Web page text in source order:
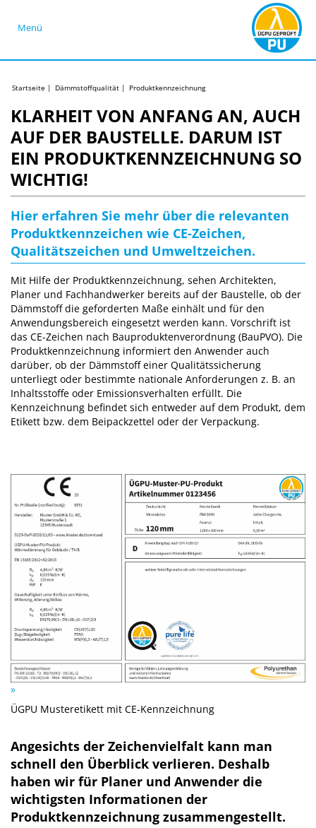
Menü
Startseite | Dämmstoffqualität | Produktkennzeichnung
KLARHEIT VON ANFANG AN, AUCH
AUF DER BAUSTELLE. DARUM IST
EIN PRODUKTKENNZEICHNUNG SO
WICHTIG!
Hier erfahren Sie mehr über die relevanten
Produktkennzeichen wie CE-Zeichen,
Qualitätszeichen und Umweltzeichen.
Mit Hilfe der Produktkennzeichnung, sehen Architekten,
Planer und Fachhandwerker bereits auf der Baustelle, ob der
Dämmstoff die geforderten Maße einhält und für den
Anwendungsbereich eingesetzt werden kann. Vorschrift ist
das CE-Zeichen nach Bauproduktenverordnung (BauPVO). Die
Produktkennzeichnung informiert den Anwender auch
darüber, ob der Dämmstoff einer Qualitätssicherung
unterliegt oder bestimmte nationale Anforderungen z. B. an
Inhaltsstoffe oder Emissionsverhalten erfüllt. Die
Kennzeichnung befindet sich entweder auf dem Produkt, dem
Etikett bzw. dem Beipackzettel oder der Verpackung.
ÜGPU Musteretikett mit CE-Kennzeichnung
Angesichts der Zeichenvielfalt kann man
schnell den Überblick verlieren. Deshalb
haben wir für Planer und Anwender die
wichtigsten Informationen der
Produktkennzeichnung zusammengestellt.